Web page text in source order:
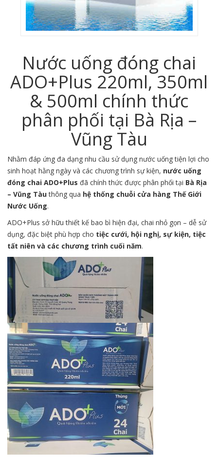
Nước uống đóng chai
ADO+Plus 220ml, 350ml
& 500ml chính thức
phân phối tại Bà Rịa –
Vũng Tàu
Nhằm đáp ứng đa dạng nhu cầu sử dụng nước uống tiện lợi cho
sinh hoạt hằng ngày và các chương trình sự kiện, nước uống
đóng chai ADO+Plus đã chính thức được phân phối tại Bà Rịa
– Vũng Tàuthông qua hệ thống chuỗi cửa hàng Thế Giới
Nước Uống.
ADO+Plus sở hữu thiết kế bao bì hiện đại, chai nhỏ gọn – dễ sử
dụng, đặc biệt phù hợp cho tiệc cưới, hội nghị, sự kiện, tiệc
tất niên và các chương trình cuối năm.